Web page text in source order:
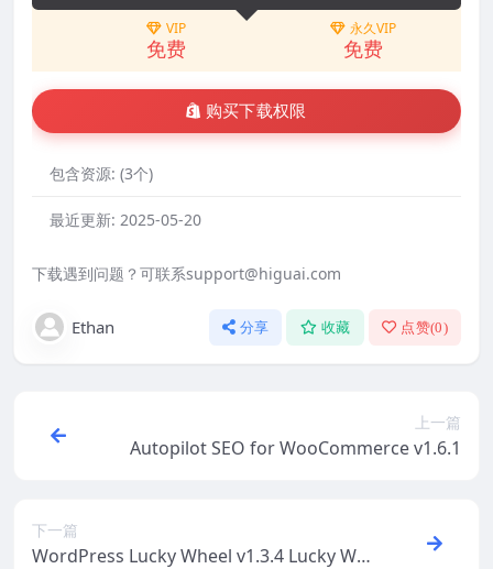
VIP
免费
永久VIP
免费
购买下载权限
包含资源: (3个)
最近更新: 2025-05-20
下载遇到问题？可联系support@higuai.com
Ethan 分享 收藏 点赞(0)
上一篇
Autopilot SEO for WooCommerce v1.6.1
下一篇
WordPress Lucky Wheel v1.3.4 Lucky Wh